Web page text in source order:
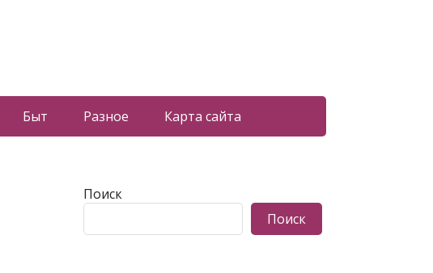
Быт Разное Карта сайта
Поиск
Поиск